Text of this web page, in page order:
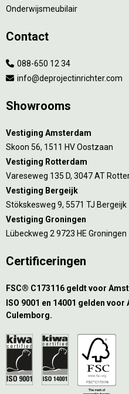
Onderwijsmeubilair
Contact
088-650 12 34
info@deprojectinrichter.com
Showrooms
Vestiging Amsterdam
Skoon 56, 1511 HV Oostzaan
Vestiging Rotterdam
Vareseweg 135 D, 3047 AT
Vestiging Bergeijk
Stökskesweg 9, 5571 TJ Bergeijk
Vestiging Groningen
Lübeckweg 2 9723 HE Groningen
Certificeringen
FSC® C173116 geldt voor
ISO 9001 en 14001 gelden
Culemborg.